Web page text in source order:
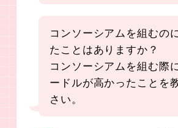
コンソーシアムを組むの
たことはありますか？
コンソーシアムを組む際
ードルが高かったことを
さい。